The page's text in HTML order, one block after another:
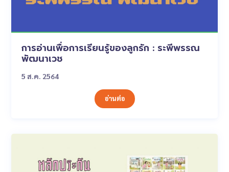
การอ่านเพื่อการเรียนรู้ของลูกรัก : ระพีพรรณ
พัฒนาเวช
5 ส.ค. 2564
อ่านต่อ